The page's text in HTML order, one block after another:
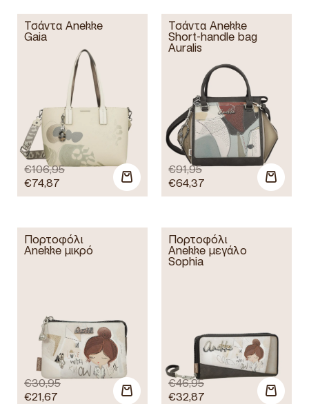
Τσάντα Anekke
Gaia
€106,95
€74,87
Τσάντα Anekke
Short-handle bag
Auralis
€91,95
€64,37
Πορτοφόλι
Anekke μικρό
€30,95
€21,67
Πορτοφόλι
Anekke μεγάλο
Sophia
€46,95
€32,87